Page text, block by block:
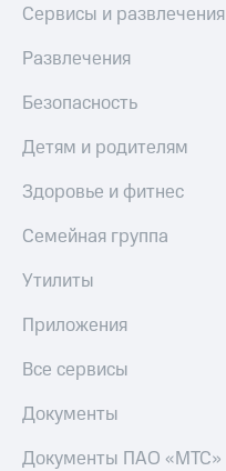
Сервисы и развлечения
Развлечения
Безопасность
Детям и родителям
Здоровье и фитнес
Семейная группа
Утилиты
Приложения
Все сервисы
Документы
Документы ПАО «МТС»